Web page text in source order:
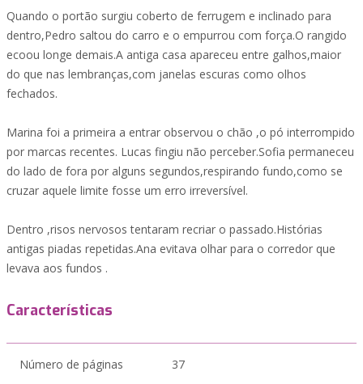
Quando o portão surgiu coberto de ferrugem e inclinado para
dentro,Pedro saltou do carro e o empurrou com força.O rangido
ecoou longe demais.A antiga casa apareceu entre galhos,maior
do que nas lembranças,com janelas escuras como olhos
fechados.
Marina foi a primeira a entrar observou o chão ,o pó interrompido
por marcas recentes. Lucas fingiu não perceber.Sofia permaneceu
do lado de fora por alguns segundos,respirando fundo,como se
cruzar aquele limite fosse um erro irreversível.
Dentro ,risos nervosos tentaram recriar o passado.Histórias
antigas piadas repetidas.Ana evitava olhar para o corredor que
levava aos fundos .
Características
Número de páginas 37